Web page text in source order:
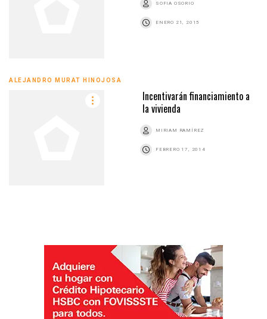
SOFIA OSORIO
ENERO 21, 2015
ALEJANDRO MURAT HINOJOSA
Incentivarán financiamiento a
la vivienda
MIRIAM RAMÍREZ
FEBRERO 17, 2014